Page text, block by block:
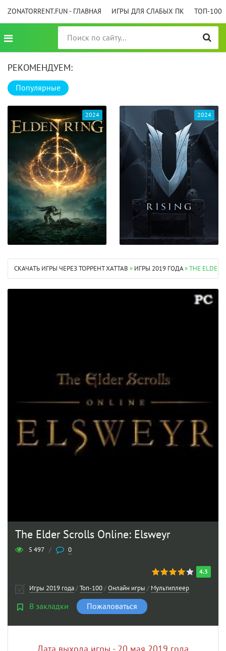
ZONATORRENT.FUN - ГЛАВНАЯ ИГРЫ ДЛЯ СЛАБЫХ ПК ТОП-100
РЕКОМЕНДУЕМ:
Популярные
2024 2024
СКАЧАТЬ ИГРЫ ЧЕРЕЗ ТОРРЕНТ XATTAB » ИГРЫ 2019 ГОДА» THE ELDER
The Elder Scrolls Online: Elsweyr
5 497 / 0
4.3
Игры 2019 года/Топ-100/Онлайн игры / Мультиплеер
В закладки Пожаловаться